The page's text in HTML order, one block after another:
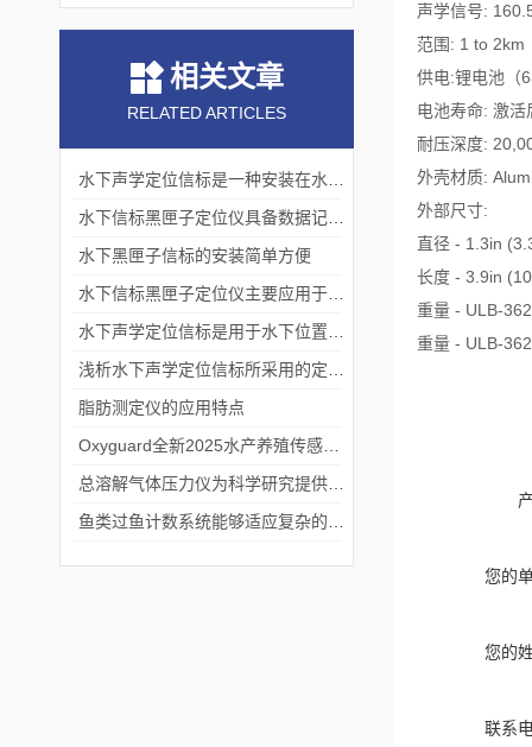
声学信号:
范围: 1 to 2km
供电:锂电池（
电池寿命: 激活
耐压深度:
外壳材质:
外部尺寸:
直径 - 1.3in
长度 - 3.9in
重量 - ULB-
重量 - ULB-
您的
您的
联系
相关文章
RELATED ARTICLES
水下黑匣子信标的安装简单方便
脂肪测定仪的应用特点